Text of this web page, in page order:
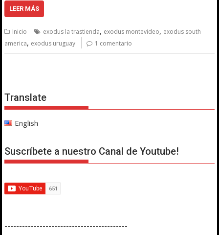
LEER MÁS
Inicio exodus la trastienda, exodus montevideo, exodus south
america, exodus uruguay 1 comentario
Translate
English
Suscríbete a nuestro Canal de Youtube!
------------------------------------------